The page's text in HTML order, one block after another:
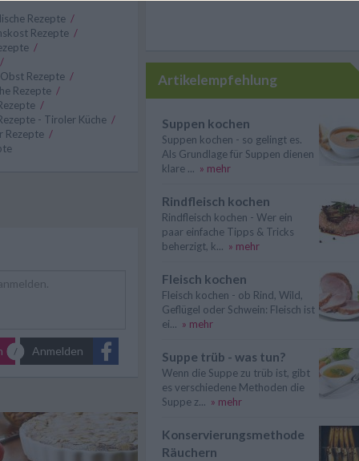
Rezepte /
Rezepte /
/
/
Obst Rezepte /
Rezepte /
/
- Tiroler Küche /
Rezepte /
Anmelden
Artikelempfehlung
Suppen kochen
Suppen kochen - so gelingt es.
Als Grundlage für Suppen dienen
klare ... » mehr
Rindfleisch kochen
Rindfleisch kochen - Wer ein
paar einfache Tipps & Tricks
beherzigt, k... » mehr
Fleisch kochen
Fleisch kochen - ob Rind, Wild,
Geflügel oder Schwein: Fleisch ist
ei... » mehr
Suppe trüb - was tun?
Wenn die Suppe zu trüb ist, gibt
es verschiedene Methoden die
Suppe z... » mehr
Konservierungsmethode
Räuchern